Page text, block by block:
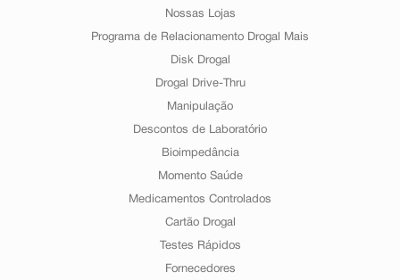
Nossas Lojas
Programa de Relacionamento Drogal Mais
Disk Drogal
Drogal Drive-Thru
Manipulação
Descontos de Laboratório
Bioimpedância
Momento Saúde
Medicamentos Controlados
Cartão Drogal
Testes Rápidos
Fornecedores